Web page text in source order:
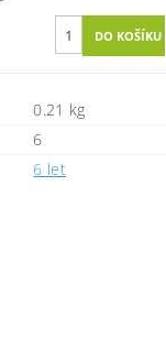
0.21 kg
6
6 let